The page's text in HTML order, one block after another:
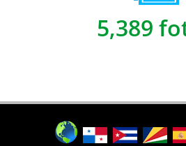
5,389